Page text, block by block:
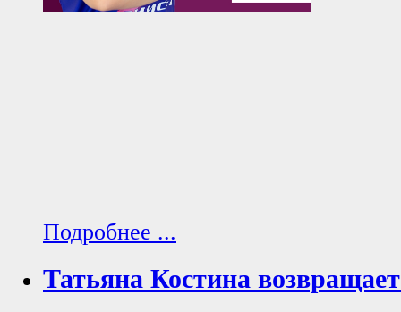
Подробнее ...
Татьяна Костина